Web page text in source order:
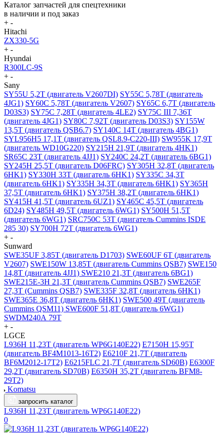
Каталог запчастей для спецтехники
в наличии и под заказ
+ -
Hitachi
ZX330-5G
+ -
Hyundai
R300LC-9S
+ -
Sany
SY55U 5,2T (двигатель V2607DI) SY55C 5,78T (двигатель
4JG1) SY60C 5,78T (двигатель V2607) SY65C 6,7T (двигатель
D03S3) SY75C 7,28T (двигатель 4LE2) SY75C III 7,36T
(двигатель 4JG1) SY80C 7,92T (двигатель D03S3) SY155W
13,5T (двигатель QSB6.7) SY140C 14T (двигатель 4BG1)
SYL956H5 17,1T (двигатель QSL8.9-C220-III) SW955K 17,9T
(двигатель WD10G220) SY215H 21,9T (двигатель 4HK1)
SR65C 23T (двигатель 4JJ1) SY240C 24,2T (двигатель 6BG1)
SY245H 25,5T (двигатель D06FRC) SY305H 32,8T (двигатель
6HK1) SY330H 33T (двигатель 6HK1) SY335C 34,3T
(двигатель 6HK1) SY335H 34,3T (двигатель 6HK1) SY365H
37,5T (двигатель 6HK1) SY375H 38,2T (двигатель 6HK1)
SY415H 41,5T (двигатель 6UZ1) SY465C 45,5T (двигатель
6D24) SY485H 49,5T (двигатель 6WG1) SY500H 51,5T
(двигатель 6WG1) SRC750C 53T (двигатель Cummins ISDE
285 30) SY700H 72T (двигатель 6WG1)
+ -
Sunward
SWE35UF 3,85Т (двигатель D1703) SWE60UF 6Т (двигатель
V2607) SWE150W 13,85Т (двигатель Cummins QSB7) SWE150
14,8Т (двигатель 4JJ1) SWE210 21,3Т (двигатель 6BG1)
SWE215E-3H 21,3Т (двигатель Cummins QSB7) SWE265F
27,3Т (Cummins QSB7) SWE335F 32,8Т (двигатель 6HK1)
SWE365E 36,8Т (двигатель 6HK1) SWE500 49T (двигатель
Cummins QSM11) SWE600F 51,8Т (двигатель 6WG1)
SWDM240А 79T
+ -
LGCE
L936H 11,23T (двигатель WP6G140E22) E7150H 15,95T
(двигатель BF4M1013-16T2) E6210F 21,7T (двигатель
BF6M2012-17T2) E6215FLC 21,7T (двигатель SD60B) E6300F
29,2T (двигатель SD70B) E6350H 35,2T (двигатель BFM8-
29T2)
Komatsu
запросить каталог
L936H 11,23T (двигатель WP6G140E22)
0